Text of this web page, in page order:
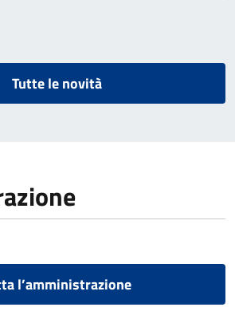
Tutte le novità
l’amministrazione